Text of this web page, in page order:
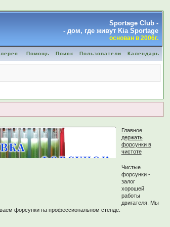
Sportage Club -
- дом, где живут Kia Sportage
основан в 2006г.
Помощь Поиск Пользователи Календарь
Главное
держать
форсунки в
чистоте
Чистые
форсунки -
залог
хорошей
работы
двигателя. Мы
форсунки на профессиональном стенде.